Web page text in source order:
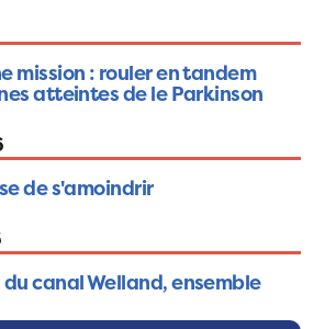
mission : rouler en tandem
atteintes de le Parkinson
de s'amoindrir
canal Welland, ensemble